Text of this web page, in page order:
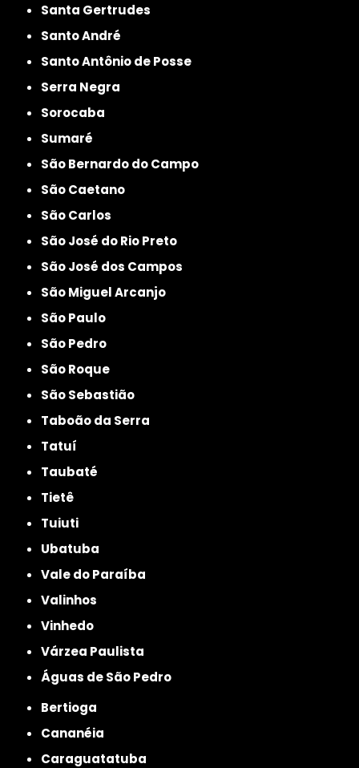
Santa Gertrudes
Santo André
Santo Antônio de Posse
Serra Negra
Sorocaba
Sumaré
São Bernardo do Campo
São Caetano
São Carlos
São José do Rio Preto
São José dos Campos
São Miguel Arcanjo
São Paulo
São Pedro
São Roque
São Sebastião
Taboão da Serra
Tatuí
Taubaté
Tietê
Tuiuti
Ubatuba
Vale do Paraíba
Valinhos
Vinhedo
Várzea Paulista
Águas de São Pedro
Bertioga
Cananéia
Caraguatatuba